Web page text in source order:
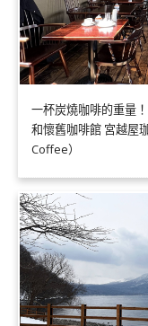
一杯炭燒咖啡的重量
和懷舊咖啡館 宮越屋
Coffee）